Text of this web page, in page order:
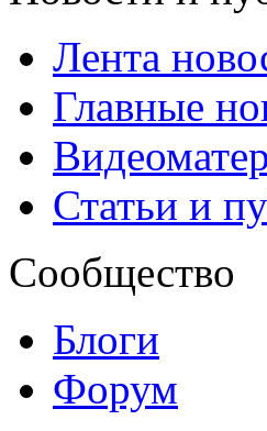
Лента
Главные
Статьи и
Сообщество
Блоги
Форум